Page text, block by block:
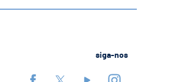
siga-nos